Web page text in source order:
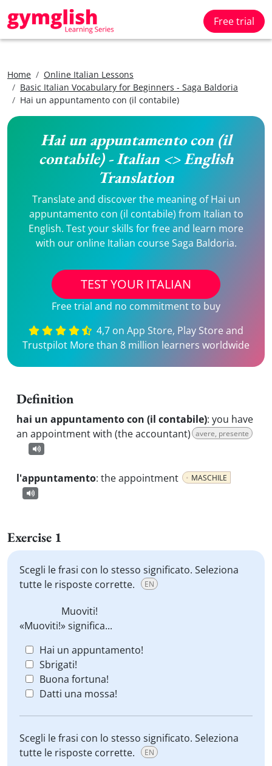
Free trial
Home
Online Italian Lessons
Basic Italian Vocabulary for Beginners - Saga Baldoria
Hai un appuntamento con (il contabile)
Hai un appuntamento con (il
contabile) - Italian <> English
Translation
Translate and discover the meaning of Hai un
appuntamento con (il contabile) from Italian to
English. Test your skills for free and learn more
with our online Italian course Saga Baldoria.
TEST YOUR ITALIAN
Free trial and no commitment to buy
4,7 on App Store, Play Store and
Trustpilot More than 8 million learners worldwide
Definition
hai un appuntamento con (il contabile): you have
an appointment with (the accountant) avere, presente
l'appuntamento: the appointment MASCHILE
Exercise 1
Scegli le frasi con lo stesso significato. Seleziona
tutte le risposte corrette.
EN
Muoviti!
«Muoviti!» significa...
Hai un appuntamento!
Sbrigati!
Buona fortuna!
Datti una mossa!
Scegli le frasi con lo stesso significato. Seleziona
tutte le risposte corrette.
EN